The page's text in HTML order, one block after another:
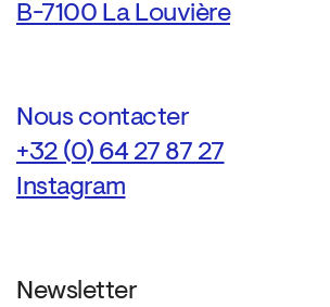
B-7100 La Louvière
Nous contacter
+32 (0) 64 27 87 27
Instagram
Newsletter